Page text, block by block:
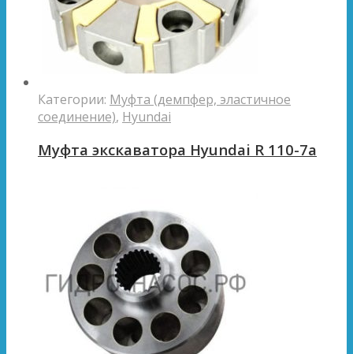
Категории: Муфта (демпфер, эластичное
соединение), Hyundai
Муфта экскаватора Hyundai R 110-7a